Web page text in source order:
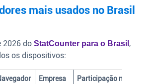
mais usados no Brasil
2026 do StatCounter para o Brasil ,
os dispositivos:
Empresa Participação no Brasil